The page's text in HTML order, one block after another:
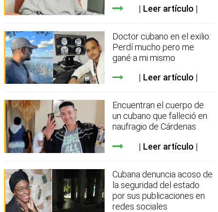
Leer artículo
Doctor cubano en el exilio:
Perdí mucho pero me
gané a mi mismo
Leer artículo
Encuentran el cuerpo de
un cubano que falleció en
naufragio de Cárdenas
Leer artículo
Cubana denuncia acoso de
la seguridad del estado
por sus publicaciones en
redes sociales